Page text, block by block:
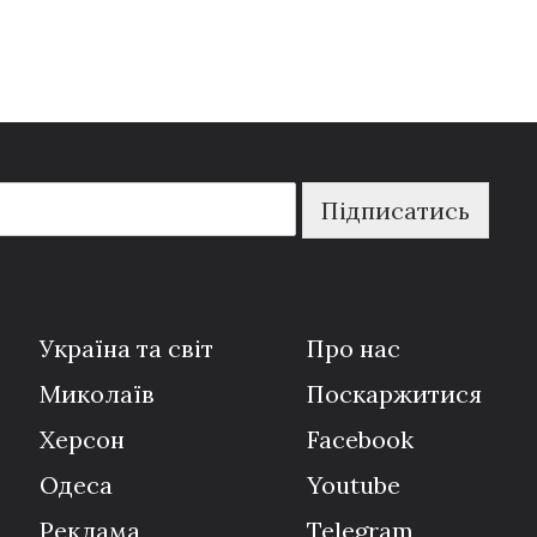
Підписатись
Україна та світ
Миколаїв
Херсон
Одеса
Реклама
Про нас
Поскаржитися
Facebook
Youtube
Telegram